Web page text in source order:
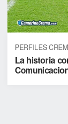
PERFILES
La historia